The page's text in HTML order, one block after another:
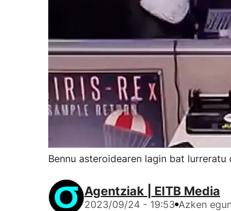
Bennu asteroidearen lagin bat
Agentziak | EITB Media
2023/09/24 - 19:53 Azken